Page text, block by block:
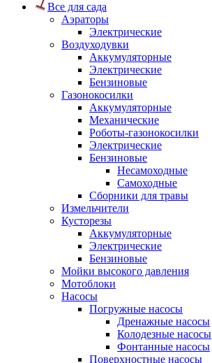
Все для сада
Аэраторы
Электрические
Воздуходувки
Аккумуляторные
Электрические
Бензиновые
Газонокосилки
Аккумуляторные
Механические
Роботы-газонокосилки
Электрические
Бензиновые
Несамоходные
Самоходные
Сборники для травы
Измельчители
Кусторезы
Аккумуляторные
Электрические
Бензиновые
Мойки высокого давления
Мотоблоки
Насосы
Погружные насосы
Дренажные насосы
Колодезные насосы
Фонтанные насосы
Поверхностные насосы